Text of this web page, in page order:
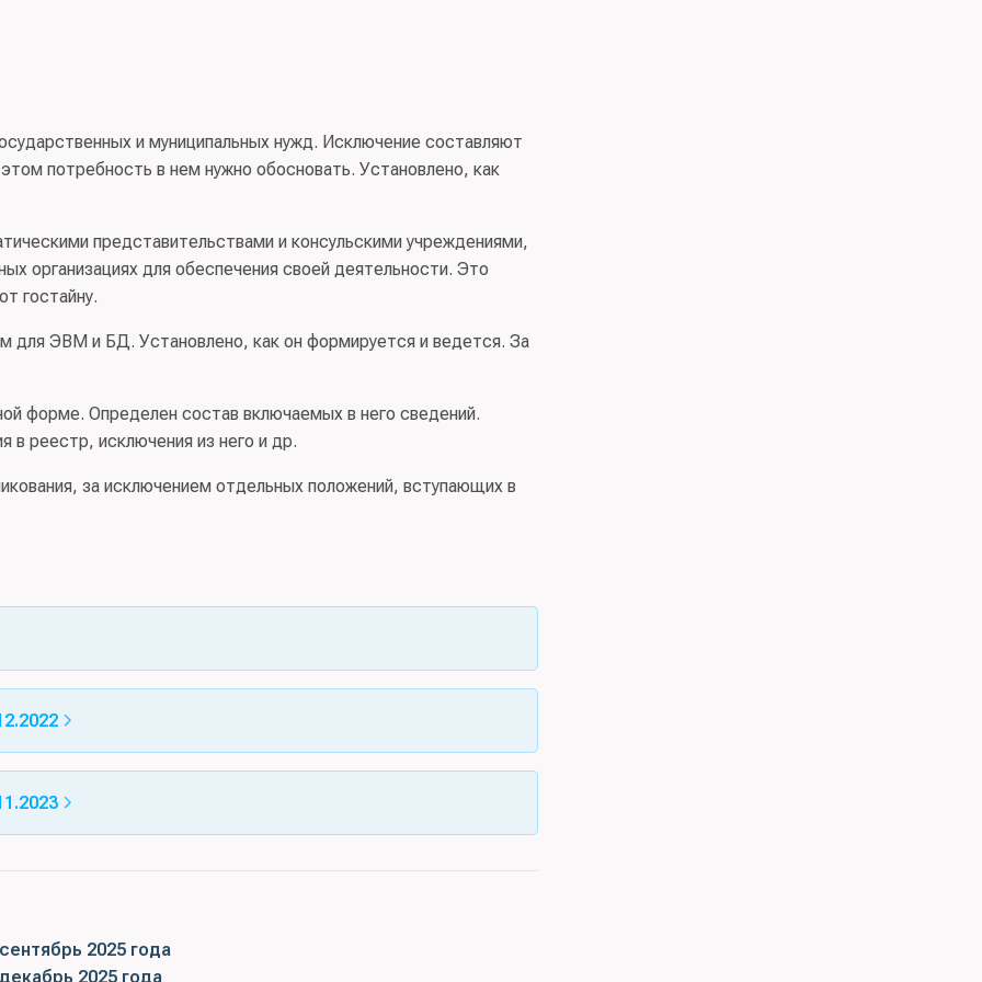
и муниципальных нужд. Исключение составляют
потребность в нем нужно обосновать. Установлено, как
представительствами и консульскими учреждениями,
организациях для обеспечения своей деятельности. Это
гостайну.
для ЭВМ и БД. Установлено, как он формируется и ведется. За
форме. Определен состав включаемых в него сведений.
в реестр, исключения из него и др.
за исключением отдельных положений, вступающих в
2025 года
2025 года